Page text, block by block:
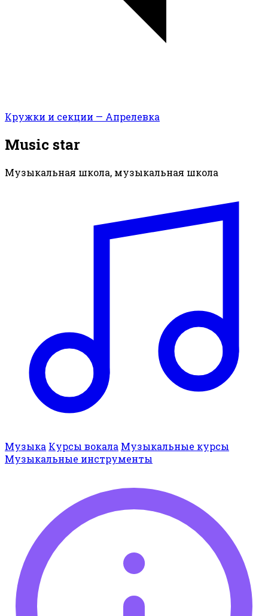
Кружки и секции — Апрелевка
Music star
Музыкальная школа, музыкальная школа
Музыка Курсы вокала Музыкальные курсы
Музыкальные инструменты